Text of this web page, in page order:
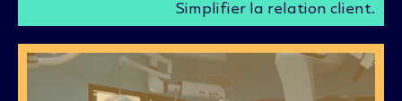
Simplifier la relation client.